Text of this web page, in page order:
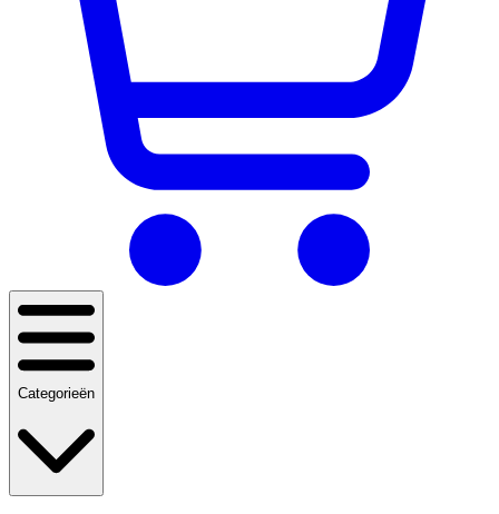
Categorieën